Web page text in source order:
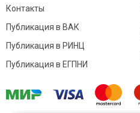
Контакты
Публикация в ВАК
Публикация в РИНЦ
Публикация в ЕГПНИ